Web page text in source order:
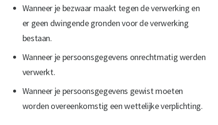
Wanneer je bezwaar maakt tegen de verwerking en
er geen dwingende gronden voor de verwerking
bestaan.
Wanneer je persoonsgegevens onrechtmatig werden
verwerkt.
Wanneer je persoonsgegevens gewist moeten
worden overeenkomstig een wettelijke verplichting.